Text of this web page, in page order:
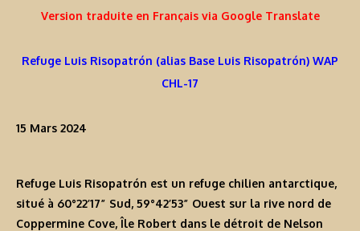
Version traduite en Français via Google Translate
Refuge Luis Risopatrón (alias Base Luis Risopatrón) WAP
CHL-17
15 Mars 2024
Refuge Luis Risopatrón est un refuge chilien antarctique,
situé à 60°22’17” Sud, 59°42’53” Ouest sur la rive nord de
Coppermine Cove,Île Robert dans le détroit de Nelson